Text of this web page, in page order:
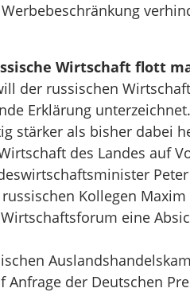
Wirtschaft flott
der russischen
Erklärung unterzeichnet.
stärker als bisher dabei
des Landes auf
Kollegen
eine
der Deutschen